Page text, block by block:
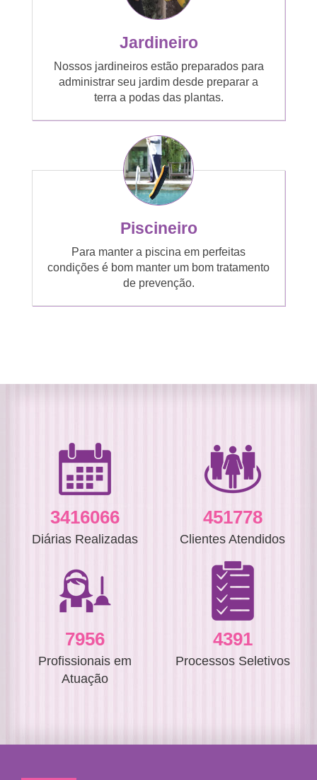
Jardineiro
Nossos jardineiros estão preparados para
administrar seu jardim desde preparar a
terra a podas das plantas.
Piscineiro
Para manter a piscina em perfeitas
condições é bom manter um bom tratamento
de prevenção.
3837895
Diárias Realizadas
507584
Clientes Atendidos
8938
Profissionais em
Atuação
4934
Processos Seletivos